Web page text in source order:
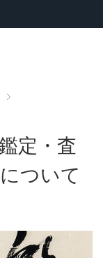
定・査
ついて